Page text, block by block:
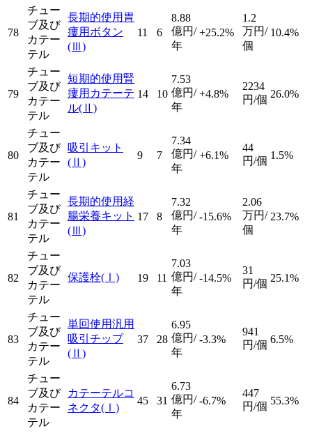
78
チュー
ブ及び
カテー
テル
長期的使用胃
瘻用ボタン
(Ⅲ)
11 6
8.88
億円/
年
+25.2%
1.2
万円/
個
10.4%
79
チュー
ブ及び
カテー
テル
短期的使用腎
瘻用カテーテ
ル(Ⅱ)
14 10
7.53
億円/
年
+4.8%
2234
円/個 26.0%
80
チュー
ブ及び
カテー
テル
吸引キット
(Ⅱ)
9 7
7.34
億円/
年
+6.1%
44
円/個 1.5%
81
チュー
ブ及び
カテー
テル
長期的使用経
腸栄養キット
(Ⅲ)
17 8
7.32
億円/
年
-15.6%
2.06
万円/
個
23.7%
82
チュー
ブ及び
カテー
テル
保護栓(Ⅰ) 19 11
7.03
億円/
年
-14.5%
31
円/個 25.1%
83
チュー
ブ及び
カテー
テル
単回使用汎用
吸引チップ
(Ⅱ)
37 28
6.95
億円/
年
-3.3%
941
円/個 6.5%
84
チュー
ブ及び
カテー
テル
カテーテルコ
ネクタ(Ⅰ)
45 31
6.73
億円/
年
-6.7%
447
円/個 55.3%